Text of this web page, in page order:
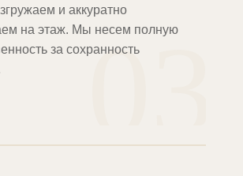
03
и аккуратно
на этаж. Мы несем полную
за сохранность